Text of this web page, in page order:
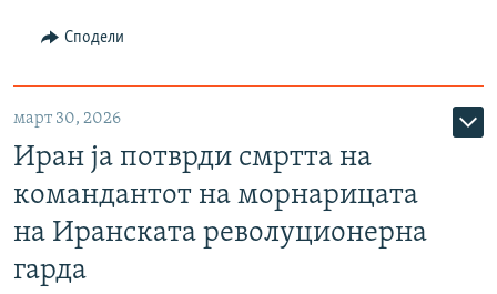
Сподели
март 30, 2026
Иран ја потврди смртта на
командантот на морнарицата
на Иранската револуционерна
гарда